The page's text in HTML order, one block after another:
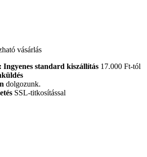
vásárlás
Ingyenes standard kiszállítás 17.000 Ft-tól
dolgozunk.
SSL-titkosítással